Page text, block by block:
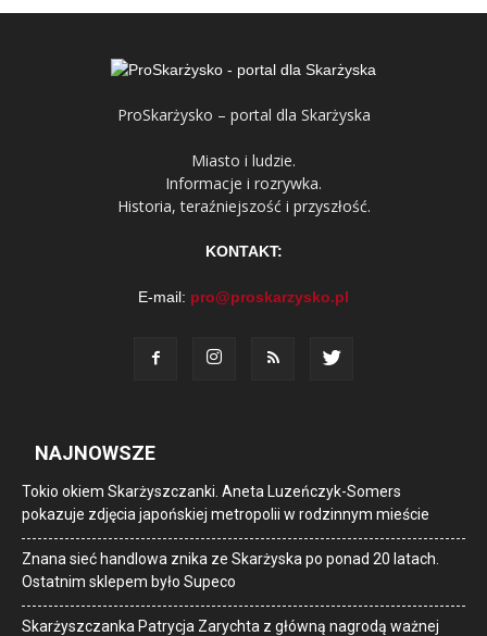
ProSkarżysko – portal dla Skarżyska
Miasto i ludzie.
Informacje i rozrywka.
Historia, teraźniejszość i przyszłość.
KONTAKT:
E-mail: pro@proskarzysko.pl
NAJNOWSZE
Tokio okiem Skarżyszczanki. Aneta Luzeńczyk-Somers
pokazuje zdjęcia japońskiej metropolii w rodzinnym mieście
Znana sieć handlowa znika ze Skarżyska po ponad 20 latach.
Ostatnim sklepem było Supeco
Skarżyszczanka Patrycja Zarychta z główną nagrodą ważnej